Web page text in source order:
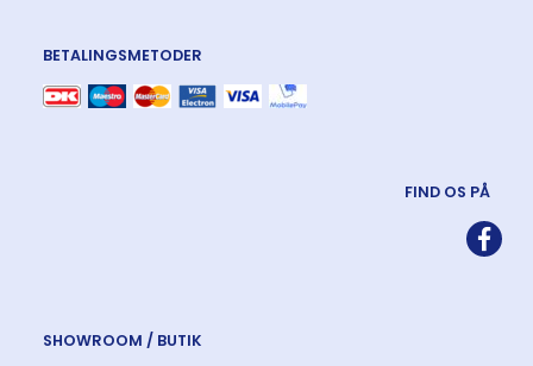
BETALINGSMETODER
FIND OS PÅ
SHOWROOM / BUTIK